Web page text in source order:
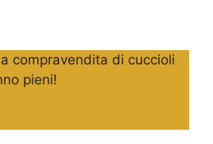
compravendita di cuccioli
pieni!